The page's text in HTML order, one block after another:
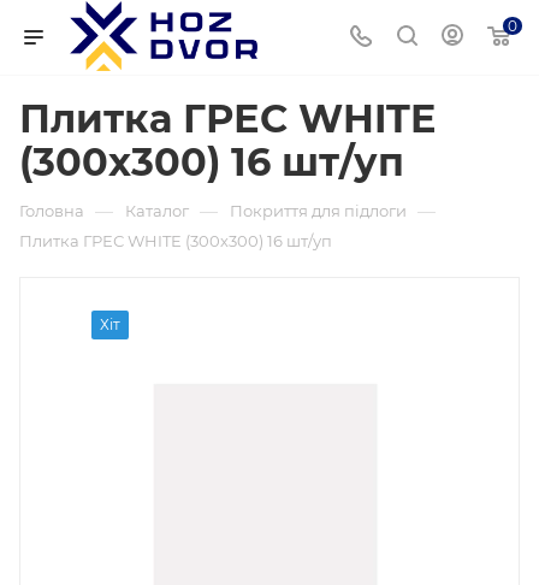
0
Плитка ГРЕС WHITE
(300х300) 16 шт/уп
Головна — Каталог — Покриття для підлоги —
Плитка ГРЕС WHITE (300х300) 16 шт/уп
Хіт